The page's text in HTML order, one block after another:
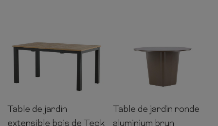
76cm
152-
210cm
Table de jardin
extensible bois de Teck
75cm 120cm 120cm
Table de jardin ronde
aluminium brun